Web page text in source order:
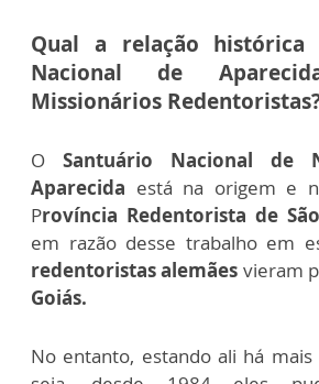
Qual a relação histórica
Nacional de
Missionários
O Santuário Nacional de
Aparecida está na origem e
Província Redentorista de
em razão desse trabalho em
redentoristas alemães vieram
Goiás.
No entanto, estando ali há